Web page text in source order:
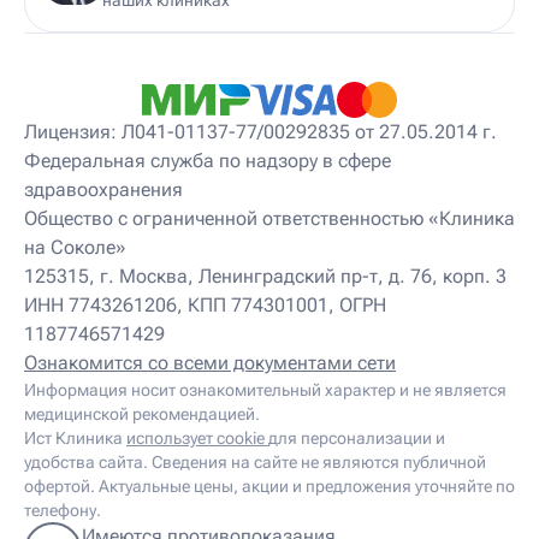
Детский массажист
Детский невропатолог
Детский нейропсихолог
Детский нутрициолог
Детский ортопед
Детский остеопат
Детский отоневролог
Детский подиатр
Детский психолог
Детский психотерапевт
Детский реабилитолог
Детский ревматолог
Детский рефлексотерапевт
Детский сомнолог
Детский спортивный врач
Детский травматолог
Детский травматолог-ортопед
Детский физиотерапевт
Детский эндокринолог
Лицензия: Л041-01137-77/00292835 от 27.05.2014 г.
Федеральная служба по надзору в сфере
здравоохранения
Общество с ограниченной ответственностью «Клиника
на Соколе»
125315, г. Москва, Ленинградский пр-т, д. 76, корп. 3
ИНН 7743261206, КПП 774301001, ОГРН
1187746571429
Ознакомится со всеми документами сети
Информация носит ознакомительный характер и не является
медицинской рекомендацией.
Ист Клиника использует cookie для персонализации и
удобства сайта. Сведения на сайте не являются публичной
офертой. Актуальные цены, акции и предложения уточняйте по
телефону.